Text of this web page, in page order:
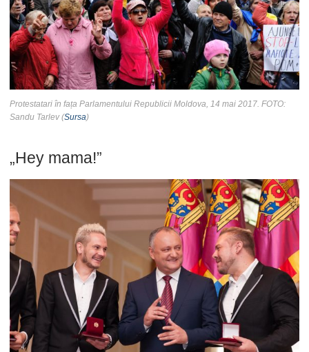
Protestatari în fața Parlamentului Republicii Moldova, 14 mai 2017. FOTO:
Sandu Tarlev (Sursa)
„Hey mama!”